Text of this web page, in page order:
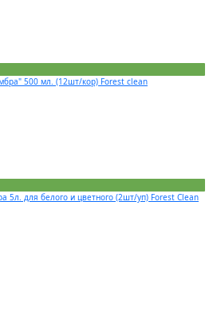
500 мл. (12шт/кор) Forest clean
5л. для белого и цветного (2шт/уп) Forest Clean